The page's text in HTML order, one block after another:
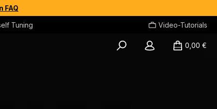
FAQ
Tuning Video-Tutorials
0,00 €